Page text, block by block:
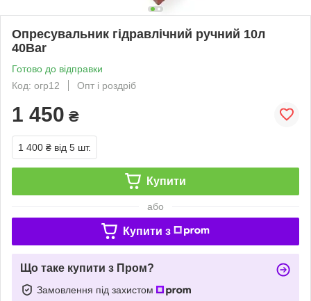
Опресувальник гідравлічний ручний 10л
40Bar
Готово до відправки
Код: огр12
Опт і роздріб
1 450 ₴
1 400 ₴ від 5 шт.
Купити
або
Купити з
Що таке купити з Пром?
Замовлення під захистом